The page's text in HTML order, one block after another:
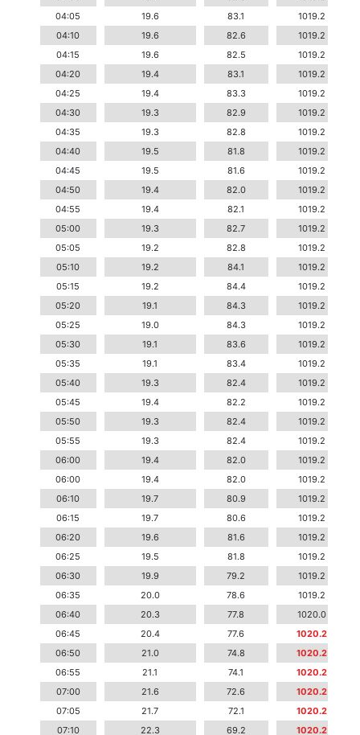
04:05
19.6 83.1
1019.2
04:10
19.6 82.6
1019.2
04:15
19.6 82.5
1019.2
04:20
19.4 83.1
1019.2
04:25
19.4 83.3
1019.2
04:30
19.3 82.9
1019.2
04:35
19.3 82.8
1019.2
04:40
19.5 81.8
1019.2
04:45
19.5 81.6
1019.2
04:50
19.4 82.0
1019.2
04:55
19.4 82.1
1019.2
05:00
19.3 82.7
1019.2
05:05
19.2 82.8
1019.2
05:10
19.2 84.1
1019.2
05:15
19.2 84.4
1019.2
05:20
19.1 84.3
1019.2
05:25
19.0 84.3
1019.2
05:30
19.1 83.6
1019.2
05:35
19.1 83.4
1019.2
05:40
19.3 82.4
1019.2
05:45
19.4 82.2
1019.2
05:50
19.3 82.4
1019.2
05:55
19.3 82.4
1019.2
06:00
19.4 82.0
1019.2
06:00
19.4 82.0
1019.2
06:10
19.7 80.9
1019.2
06:15
19.7 80.6
1019.2
06:20
19.6 81.6
1019.2
06:25
19.5 81.8
1019.2
06:30
19.9 79.2
1019.2
06:35
20.0 78.6
1019.2
06:40
20.3 77.8
1020.0
06:45
20.4 77.6
1020.2
06:50
21.0 74.8
1020.2
06:55
21.1 74.1
1020.2
07:00
21.6 72.6
1020.2
07:05
21.7 72.1
1020.2
07:10
22.3 69.2
1020.2